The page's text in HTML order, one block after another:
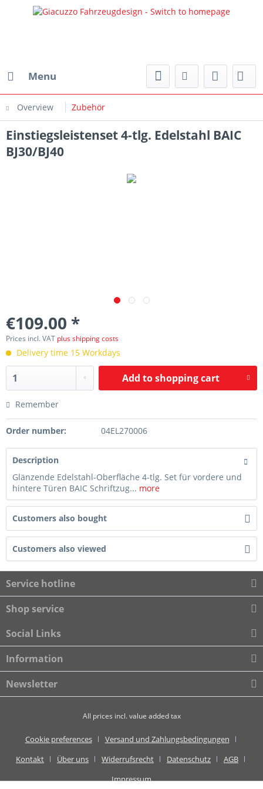
Menu
Overview Zubehör
Einstiegsleistenset 4-tlg. Edelstahl BAIC
BJ30/BJ40
€109.00 *
Prices incl. VAT plus shipping costs
Delivery time 15 Workdays
Add toshopping cart
Remember
Order number: 04EL270006
Description
Glänzende Edelstahl-Oberfläche 4-tlg. Set für vordere und
hintere Türen BAIC Schriftzug... more
Customers also bought
Customers also viewed
Service hotline
Shop service
Social Links
Information
Newsletter
All prices incl. value added tax
Cookie preferences
Versand und Zahlungsbedingungen
Kontakt
Über uns Widerrufsrecht Datenschutz
AGB
Impressum